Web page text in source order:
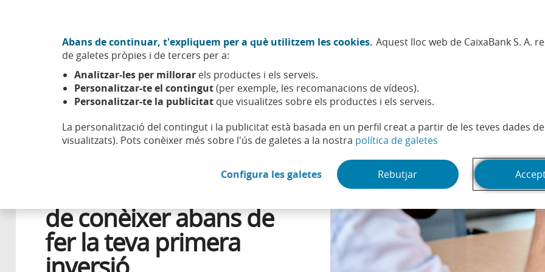
Abans de continuar, t'expliquem per a què utilitzem les cookies. Aquest lloc web de CaixaBank S. A.
de galetes pròpies i de tercers per a:
Analitzar-les per millorar els productes i els serveis.
Personalitzar-te el contingut(per exemple, les recomanacions de vídeos).
Personalitzar-te la publicitat que visualitzes sobre els productes i els serveis.
La personalització del contingut i la publicitat està basada en un perfil creat a partir de les teves dades
visualitzats). Pots conèixer més sobre l'ús de galetes a la nostra política de galetes
Configura les galetes(Obre en finestra nova)
Rebutjar
Sobre nosaltres Accionistes i inversors
Esfera Aprendre Salut financera 10 conceptes que has de conèixer abans de fer la teva primera inversió
21 SETEMBRE 2022
de conèixer abans de
fer la teva primera